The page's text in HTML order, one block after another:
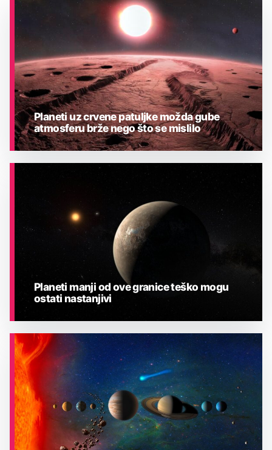
Planeti uz crvene patuljke možda gube
atmosferu brže nego što se mislilo
ASTRONOMIJA
Planeti manji od ove granice teško mogu
ostati nastanjivi